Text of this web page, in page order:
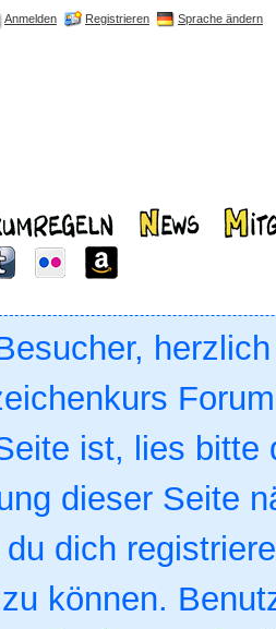
Anmelden Registrieren Sprache ändern
ist, lies bitte
dieser Seite
dich
können.